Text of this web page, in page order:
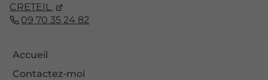
CRETEIL
09 70 35 24 82
Accueil
Contactez-moi